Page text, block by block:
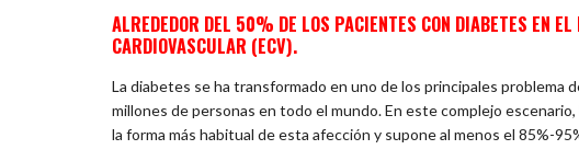
ALREDEDOR DEL 50% DE LOS PACIENTES CON DIABETES EN
CARDIOVASCULAR (ECV).
La diabetes se ha transformado en uno de los principales problema
millones de personas en todo el mundo. En este complejo
la forma más habitual de esta afección y supone al menos el 85%-